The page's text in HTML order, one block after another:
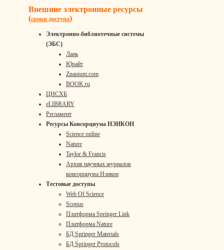
Внешние электронные ресурсы
(сроки доступа)
Электронно-библиотечные системы
(ЭБС)
Лань
Юрайт
Znanium.com
BOOK.ru
ЦНСХБ
eLIBRARY
Регламент
Ресурсы Консорциума НЭИКОН
Science online
Nature
Taylor & Francis
Архив научных журналов
консорциума Нэикон
Тестовые доступы
Web Of Science
Scopus
Платформа Springer Link
Платформа Nature
БД Springer Materials
БД Springer Protocols